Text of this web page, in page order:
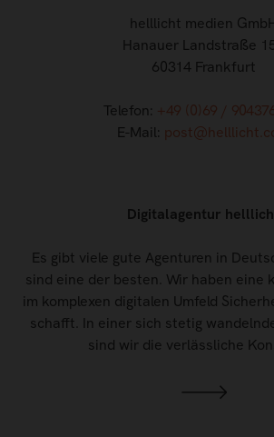
helllicht medien
Hanauer Landstraße
60314 Frankfurt
Telefon: +49 (0)69 /
E-Mail:
Digitalagentur
Es gibt viele gute Agenturen in
sind eine der besten. Wir haben eine
im komplexen digitalen Umfeld
schafft. In einer sich stetig
sind wir die verlässliche